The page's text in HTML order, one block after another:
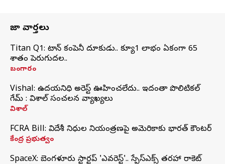
తాజా వార్తలు
Titan Q1: టైటాన్ కంపెనీ దూకుడు.. క్యూ1 లాభం ఏకంగా 65
శాతం పెరుగుదల..
బంగారం
Vishal: ఉదయనిధి అరెస్ట్‌ ఊహించలేదు.. ఇదంతా పొలిటికల్
గేమ్ : విశాల్ సంచలన వ్యాఖ్యలు
విశాల్
FCRA Bill: విదేశీ నిధుల నియంత్రణపై అమెరికాకు భారత్‌ కౌంటర్
కేంద్ర ప్రభుత్వం
SpaceX: బెంగళూరు స్టార్టప్‌ 'ఎవరెస్ట్'.. స్పేస్‌ఎక్స్ తరహా రాకెట్‌